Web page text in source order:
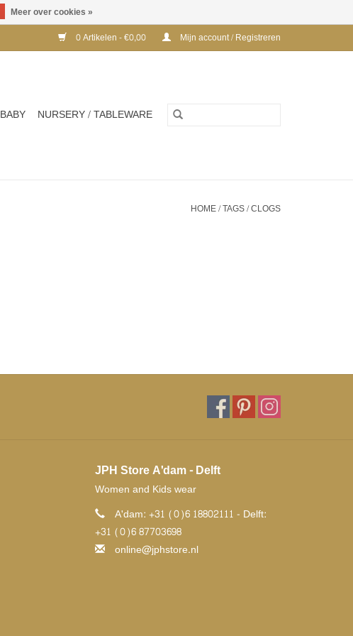
0 Artikelen - €0,00 Mijn account / Registreren
BABY NURSERY / TABLEWARE
HOME/TAGS/CLOGS
JPH Store A'dam - Delft
Women and Kids wear
A'dam: +31 (0)6 18802111 - Delft:
+31 (0)6 87703698
online@jphstore.nl
Meer over cookies »